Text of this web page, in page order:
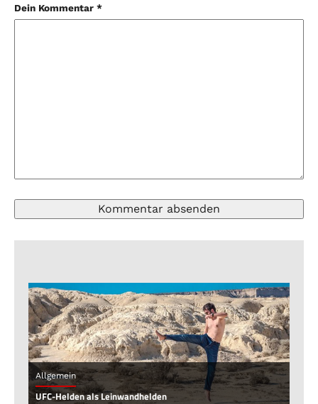
Dein Kommentar *
Allgemein
UFC-Helden als Leinwandhelden